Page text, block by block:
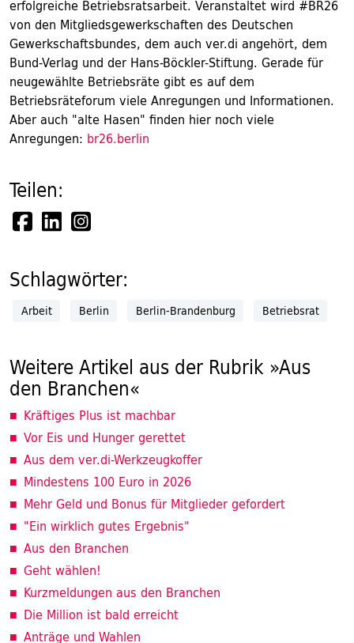
erfolgreiche Betriebsratsarbeit. Veranstaltet wird #BR26
von den Mitgliedsgewerkschaften des Deutschen
Gewerkschaftsbundes, dem auch ver.di angehört, dem
Bund-Verlag und der Hans-Böckler-Stiftung. Gerade für
neugewählte Betriebsräte gibt es auf dem
Betriebsräteforum viele Anregungen und Informationen.
Aber auch "alte Hasen" finden hier noch viele
Anregungen: br26.berlin
Teilen:
Schlagwörter:
Arbeit Berlin Berlin-Brandenburg Betriebsrat
Weitere Artikel aus der Rubrik »Aus
den Branchen«
Kräftiges Plus ist machbar
Vor Eis und Hunger gerettet
Aus dem ver.di-Werkzeugkoffer
Mindestens 100 Euro in 2026
Mehr Geld und Bonus für Mitglieder gefordert
"Ein wirklich gutes Ergebnis"
Aus den Branchen
Geht wählen!
Kurzmeldungen aus den Branchen
Die Million ist bald erreicht
Anträge und Wahlen